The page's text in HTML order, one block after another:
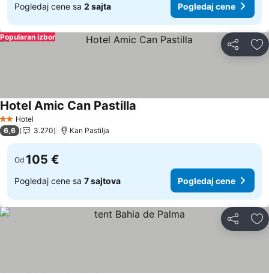
Pogledaj cene sa 2 sajta Pogledaj cene
Deli
Popularan izbor
2 Zvezdice
Hotel
Hotel Amic Can Pastilla
6,6 3.270 Kan Pastilja
Od 105 €
Pogledaj cene sa 7 sajtova Pogledaj cene
Deli